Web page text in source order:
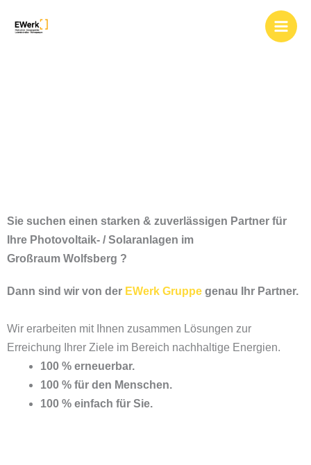
Inhalt
Photovoltaik und
Sie suchen einen starken & zuverlässigen Partner für
Ihre Photovoltaik- / Solaranlagen im
Großraum Wolfsberg ?
Dann sind wir von der EWerk Gruppe genau Ihr Partner.
Wir erarbeiten mit Ihnen zusammen Lösungen zur
Erreichung Ihrer Ziele im Bereich nachhaltige Energien.
100 % erneuerbar.
100 % für den Menschen.
100 % einfach für Sie.